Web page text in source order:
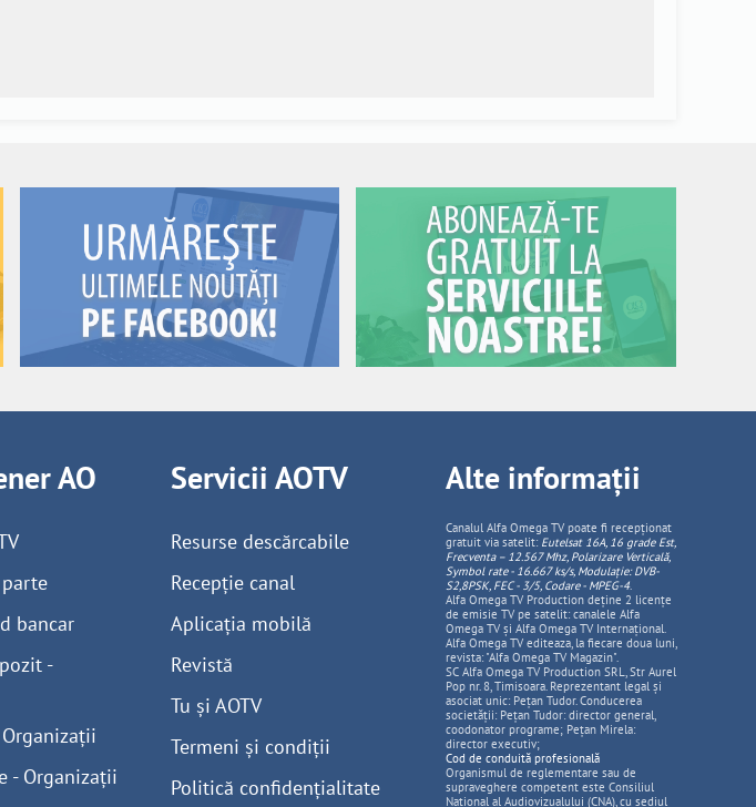
AO
bancar
-
- Organizații
Servicii AOTV
Resurse descărcabile
Recepție canal
Aplicația mobilă
Revistă
Tu și AOTV
Termeni și condiții
Politică confidențialitate
Alte informații
Canalul Alfa Omega TV poate fi recepționat
gratuit via satelit: Eutelsat 16A, 16 grade Est,
Frecventa – 12.567 Mhz, PolarizareVerticală,
Symbol rate - 16.667 ks/s, Modulație: DVB-
S2,8PSK, FEC - 3/5, Codare - MPEG-4.
Alfa Omega TV Production deține 2 licențe
de emisie TV pe satelit: canalele Alfa
Omega TV și Alfa Omega TV Internațional.
Alfa Omega TV editeaza, la fiecare doua luni,
revista: "Alfa Omega TV Magazin".
SC Alfa Omega TV Production SRL, Str Aurel
Pop nr. 8, Timisoara. Reprezentant legal și
asociat unic: Pețan Tudor. Conducerea
societății: Pețan Tudor: director general,
coodonator programe; Pețan Mirela:
director executiv;
Cod de conduită profesională
Organismul de reglementare sau de
supraveghere competent este Consiliul
National al Audiovizualului (CNA), cu sediul